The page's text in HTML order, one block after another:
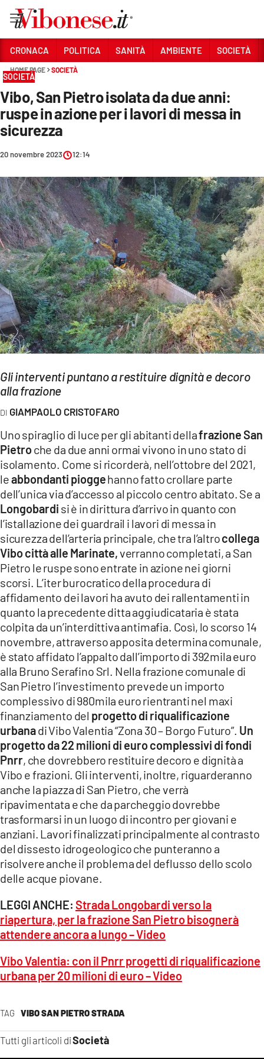
Sezioni
CRONACA
POLITICA
SOCIETÀ
CULTURA
ECONOMIA E LAVORO
EVENTI
SPORT
Streaming
LAC TV
LAC NETWORK
LaC
Network
LACPLAY.IT
LACTV.IT
LACONAIR.IT
LACITYMAG.IT
ILREGGINO.IT
COSENZACHANNEL.IT
ILVIBONESE.IT
CATANZAROCHANNEL.IT
LACAPITALENEWS.IT
App
ANDROID
APPLE
CRONACA POLITICA SANITÀ AMBIENTE SOCIETÀ
HOME PAGE SOCIETÀ
SOCIETÀ
Vibo, San Pietro isolata da due anni:
ruspe in azione per i lavori di messa in
sicurezza
20 novembre 2023 12:14
Gli interventi puntano a restituire dignità e decoro
alla frazione
GIAMPAOLO CRISTOFARO
TAG VIBO SAN PIETRO STRADA
Tutti gli articoli diSocietà
Uno spiraglio di luce per gli abitanti dellafrazione San
Pietroche da due anni ormai vivono in uno stato di
isolamento. Come si ricorderà, nell’ottobre del 2021,
leabbondanti pioggehanno fatto crollare parte
dell’unica via d’accesso al piccolo centro abitato. Se a
Longobardi si è in dirittura d’arrivo in quanto con
l’istallazione dei guardrail i lavori di messa in
sicurezza dell’arteria principale, che tra l’altrocollega
Vibo città alle Marinate,verranno completati, a San
Pietro le ruspe sono entrate in azione nei giorni
scorsi. L’iter burocratico della procedura di
affidamento dei lavori ha avuto dei rallentamenti in
quanto la precedente ditta aggiudicataria è stata
colpita da un’interdittiva antimafia. Così, lo scorso 14
novembre, attraverso apposita determina comunale,
è stato affidato l’appalto dall’importo di 392mila euro
alla Bruno Serafino Srl. Nella frazione comunale di
San Pietro l’investimento prevede un importo
complessivo di 980mila euro rientranti nel maxi
finanziamento del progetto di riqualificazione
urbanadi Vibo Valentia “Zona 30 – Borgo Futuro”. Un
progetto da 22 milioni di euro complessivi di fondi
Pnrr, che dovrebbero restituire decoro e dignità a
Vibo e frazioni. Gli interventi, inoltre, riguarderanno
anche la piazza di San Pietro, che verrà
ripavimentata e che da parcheggio dovrebbe
trasformarsi in un luogo di incontro per giovani e
anziani. Lavori finalizzati principalmente al contrasto
del dissesto idrogeologico che punteranno a
risolvere anche il problema del deflusso dello scolo
delle acque piovane.
LEGGI ANCHE: Strada Longobardi verso la
riapertura, per la frazione San Pietro bisognerà
attendere ancora a lungo – Video
Vibo Valentia: con il Pnrr progetti di riqualificazione
urbana per 20 milioni di euro – Video